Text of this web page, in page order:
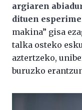
argiaren
dituen
makina” gisa
talka osteko
aztertzeko,
buruzko